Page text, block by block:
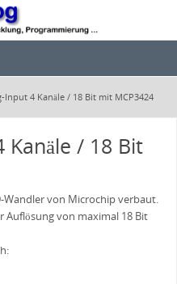
Input 4 Kanäle / 18 Bit mit MCP3424
Kanäle / 18 Bit
Wandler von Microchip verbaut.
Auflösung von maximal 18 Bit